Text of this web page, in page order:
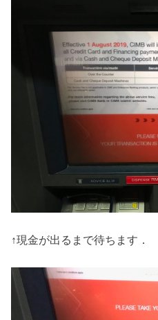
↑現金が出るまで待ちます．